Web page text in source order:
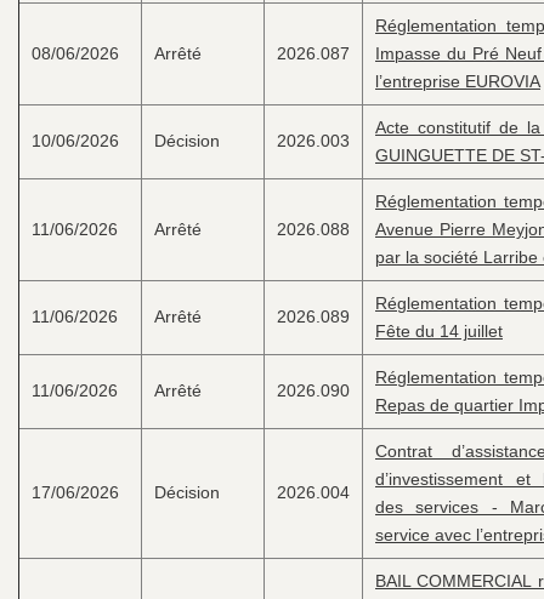
08/06/2026 Arrêté 2026.087
Réglementation
Impasse du Pré
l’entreprise EUROVIA
10/06/2026 Décision 2026.003
Acte constitutif de
GUINGUETTE DE
11/06/2026 Arrêté 2026.088
Réglementation
Avenue Pierre
par la société Larribe
11/06/2026 Arrêté 2026.089
Réglementation
Fête du 14 juillet
11/06/2026 Arrêté 2026.090
Réglementation
Repas de quartier
17/06/2026 Décision 2026.004
Contrat
d’investissement
des services -
service avec
BAIL